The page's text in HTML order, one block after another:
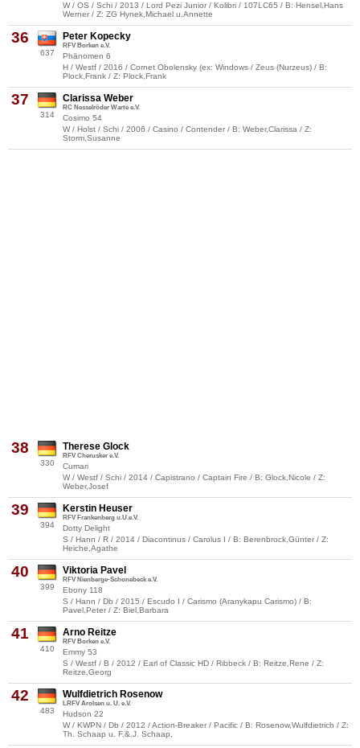
W / OS / Schi / 2013 / Lord Pezi Junior / Kolibri / 107LC65 / B: Hensel,Hans
Werner / Z: ZG Hynek,Michael u.Annette
36
637
Peter Kopecky
RFV Borken e.V.
Phänomen 6
H / Westf / 2016 / Cornet Obolensky (ex: Windows / Zeus (Nurzeus) / B:
Plock,Frank / Z: Plock,Frank
37
314
Clarissa Weber
RC Nesselröder Warte e.V.
Cosimo 54
W / Holst / Schi / 2006 / Casino / Contender / B: Weber,Clarissa / Z:
Storm,Susanne
38
330
Therese Glock
RFV Cherusker e.V.
Cumari
W / Westf / Schi / 2014 / Capistrano / Captain Fire / B: Glock,Nicole / Z:
Weber,Josef
39
394
Kerstin Heuser
RFV Frankenberg u.U.e.V.
Dotty Delight
S / Hann / R / 2014 / Diacontinus / Carolus I / B: Berenbrock,Günter / Z:
Heiche,Agathe
40
399
Viktoria Pavel
RFV Nienberge-Schonebeck e.V.
Ebony 118
S / Hann / Db / 2015 / Escudo I / Carismo (Aranykapu Carismo) / B:
Pavel,Peter / Z: Biel,Barbara
41
410
Arno Reitze
RFV Borken e.V.
Emmy 53
S / Westf / B / 2012 / Earl of Classic HD / Ribbeck / B: Reitze,Rene / Z:
Reitze,Georg
42
483
Wulfdietrich Rosenow
LRFV Arolsen u. U. e.V.
Hudson 22
W / KWPN / Db / 2012 / Action-Breaker / Pacific / B: Rosenow,Wulfdietrich / Z:
Th. Schaap u. F.&.J. Schaap,